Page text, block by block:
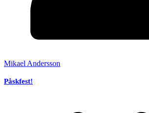
Mikael Andersson
Påskfest!